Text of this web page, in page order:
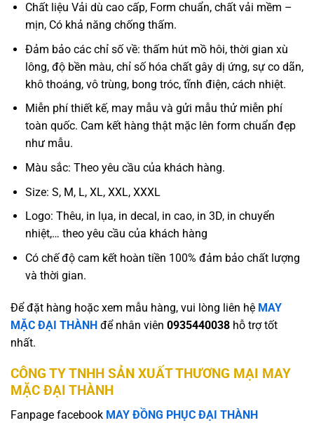
Chất liệu Vải dù cao cấp, Form chuẩn, chất vải mềm –
mịn, Có khả năng chống thấm.
Đảm bảo các chỉ số về: thấm hút mồ hôi, thời gian xù
lông, độ bền màu, chỉ số hóa chất gây dị ứng, sự co dãn,
khô thoáng, vô trùng, bong tróc, tĩnh điện, cách nhiệt.
Miễn phí thiết kế, may mẫu và gửi mẫu thử miễn phí
toàn quốc. Cam kết hàng thật mặc lên form chuẩn đẹp
như mẫu.
Màu sắc: Theo yêu cầu của khách hàng.
Size: S, M, L, XL, XXL, XXXL
Logo: Thêu, in lụa, in decal, in cao, in 3D, in chuyển
nhiệt,… theo yêu cầu của khách hàng
Có chế độ cam kết hoàn tiền 100% đảm bảo chất lượng
và thời gian.
Để đặt hàng hoặc xem mẫu hàng, vui lòng liên hệ MAY
MẶC ĐẠI THÀNH để nhân viên 0935440038 hỗ trợ tốt
nhất.
CÔNG TY TNHH SẢN XUẤT THƯƠNG MẠI MAY
MẶC ĐẠI THÀNH
Fanpage facebook MAY ĐỒNG PHỤC ĐẠI THÀNH